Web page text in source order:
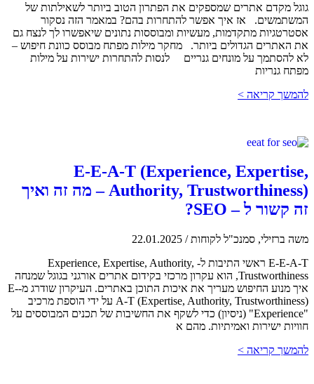
גוגל מקדם אתרים שמספקים את הפתרון הטוב ביותר לשאילתות של
המשתמשים. אז איך אפשר להתחרות בהם? במאמר הזה נסקור
אסטרטגיות מתקדמות, מעשיות ומבוססות נתונים שיאפשרו לך לנצח גם
את האתרים הגדולים ביותר. מחקר מילות מפתח מבוסס כוונת חיפוש –
לא להסתמך על מונחים גנריים לנסות להתחרות ישירות על מילות
מפתח גנריות
להמשך קריאה >
E-E-A-T (Experience, Expertise,
Authority, Trustworthiness) – מה זה ואיך
זה קשור ל – SEO?
משה ברזילי, סמנכ"ל לקוחות/
22.01.2025
E-E-A-T ראשי התיבות ל- Experience, Expertise, Authority,
Trustworthiness, הוא עקרון מרכזי בקידום אתרים אורגני בגוגל שמנחה
איך מנוע החיפוש מעריך את איכות התוכן באתרים. העיקרון שודרג מ-E-
A-T (Expertise, Authority, Trustworthiness) על ידי הוספת מרכיב
"Experience" (ניסיון) כדי לשקף את החשיבות של תכנים המבוססים על
חוויות ישירות ואמיתיות. מהם א
להמשך קריאה >